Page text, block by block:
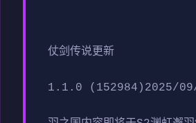
仗剑传说更新
1.1.0 (152984)2025/